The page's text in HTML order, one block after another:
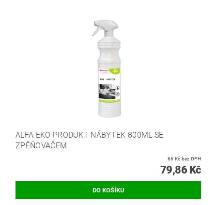
ALFA EKO PRODUKT NÁBYTEK 800ML SE
ZPĚŇOVAČEM
66 Kč bez DPH
79,86 Kč